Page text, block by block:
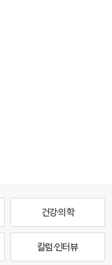
건강·의학
칼럼·인터뷰